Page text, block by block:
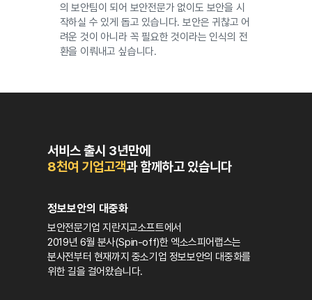
의 보안팀이 되어 보안전문가 없이도 보안을 시
작하실 수 있게 돕고 있습니다. 보안은 귀찮고 어
려운 것이 아니라 꼭 필요한 것이라는 인식의 전
환을 이뤄내고 싶습니다.
서비스 출시 3년만에
8천여 기업고객과 함께하고 있습니다
정보보안의 대중화
보안전문기업 지란지교소프트에서
2019년 6월 분사(Spin-off)한 엑소스피어랩스는
분사전부터 현재까지 중소기업 정보보안의 대중화를
위한 길을 걸어왔습니다.